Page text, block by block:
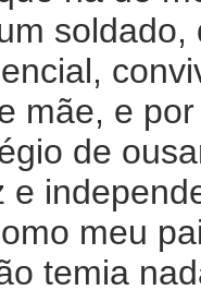
mãe, e
de
e
meu
temia